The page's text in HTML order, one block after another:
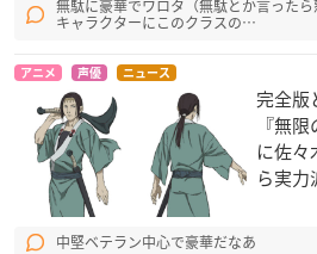
CLANNAD
坂上智代
バンブーブレー
無駄に豪華でワロタ（無駄とか言った
キャラクターにこのクラスの…
アニメ 声優 ニュース
完全版
『無
に佐々
ら実力
中堅ベテラン中心で豪華だなあ